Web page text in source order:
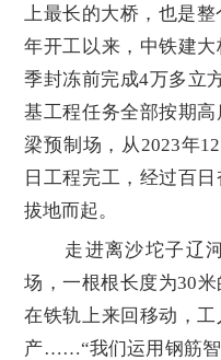
上最长的大桥，也是
年开工以来，中铁建
季封冻前完成4万多立
基工程任务全部按期
梁预制场，从2023年
日工程完工，经过百
拔地而起。
走进离沙坨子辽河
场，一根根长度为30
在铁轨上来回移动，
产……“我们运用钢筋智